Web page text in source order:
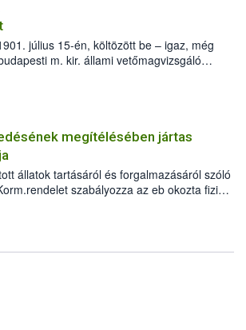
július 15-én, költözött be – igaz, még
m. kir. állami vetőmagvizsgáló
utca 15. szám alatti, Czigler Győző által
megítélésében jártas
állatok tartásáról és forgalmazásáról szóló
szabályozza az eb okozta fizikai
veszélye keletkezésekor felmerülő
valamint a veszélyes eb tartását és annak
megítélésében jártas szakértőt.